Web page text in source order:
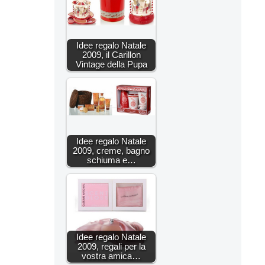
Idee regalo Natale
2009, il Carillon
Vintage della Pupa
Idee regalo Natale
2009, creme, bagno
schiuma e…
Idee regalo Natale
2009, regali per la
vostra amica…